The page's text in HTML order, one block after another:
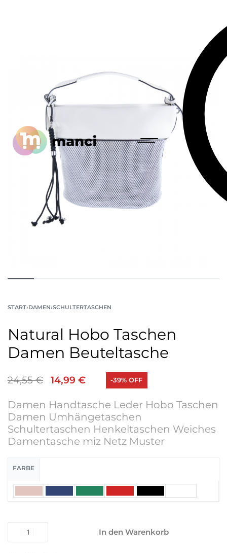
START›DAMEN›SCHULTERTASCHEN
Natural Hobo Taschen
Damen Beuteltasche
24,55€ 14,99 € -39% OFF
Damen Handtasche Leder Hobo Taschen
Damen Umhängetaschen
Schultertaschen Henkeltaschen Weiches
Damentasche miz Netz Muster
FARBE
In den Warenkorb